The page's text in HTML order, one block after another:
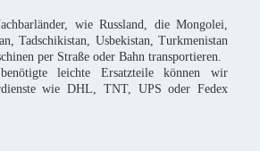
wie Russland, die Mongolei,
Tadschikistan, Usbekistan, Turkmenistan
per Straße oder Bahn transportieren.
leichte Ersatzteile können wir
wie DHL, TNT, UPS oder Fedex